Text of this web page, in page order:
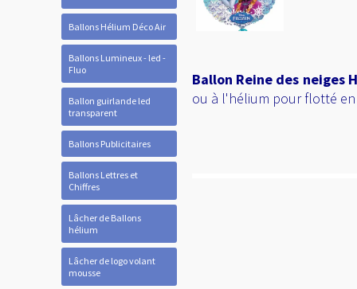
Ballons Hélium Déco Air
Ballons Lumineux - led -
Fluo
Ballon guirlande led
transparent
Ballons Publicitaires
Ballons Lettres et
Chiffres
Lâcher de Ballons
hélium
Lâcher de logo volant
mousse
Ballon Reine des neiges
ou à l'hélium pour flotté